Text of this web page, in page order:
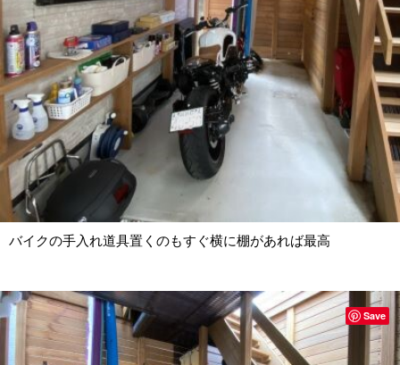
バイクの手入れ道具置くのもすぐ横に棚があれば最高
Save